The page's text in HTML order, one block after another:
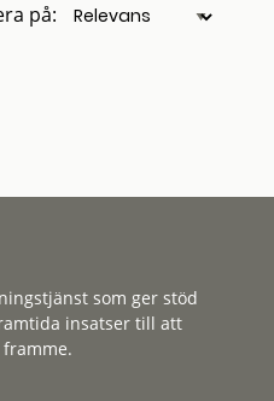
på:
som ger stöd
insatser till att